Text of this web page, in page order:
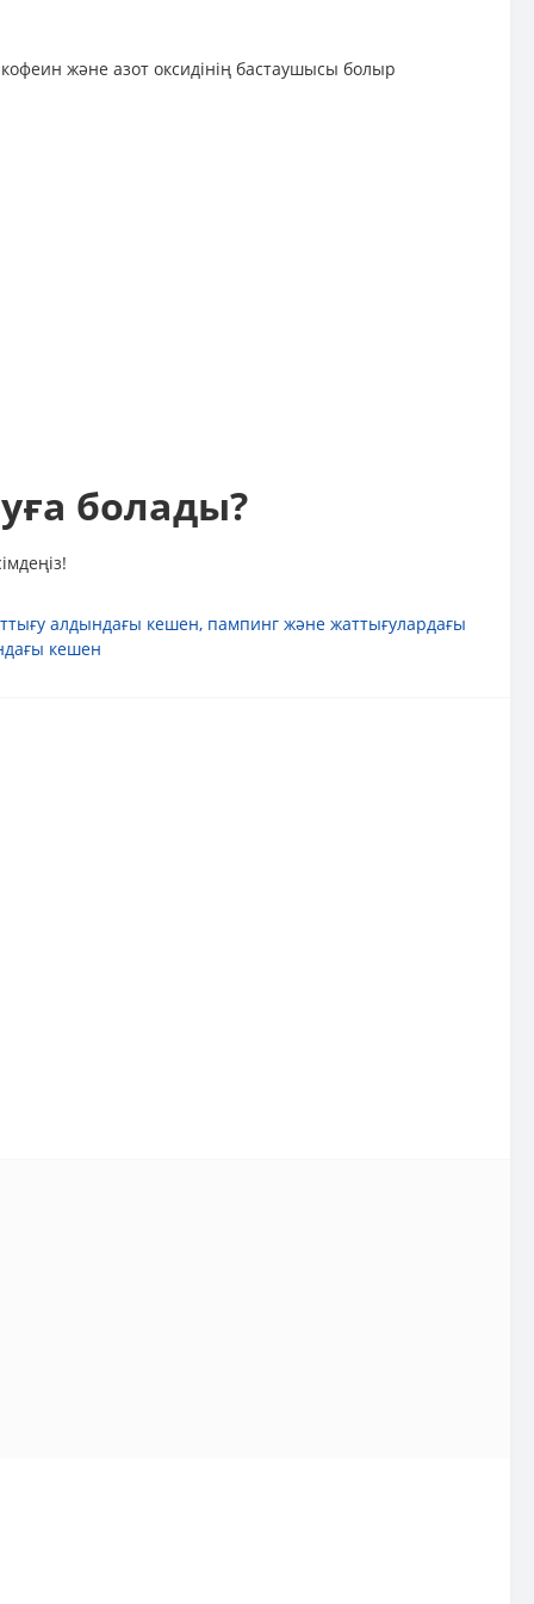
және азот оксидінің бастаушысы болыр
болады?
алдындағы кешен, пампинг және жаттығулардағы
кешен